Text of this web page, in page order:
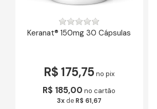
Keranat® 150mg 30 Cápsulas
R$ 175,75 no pix
R$ 185,00 no cartão
3xde R$ 61,67